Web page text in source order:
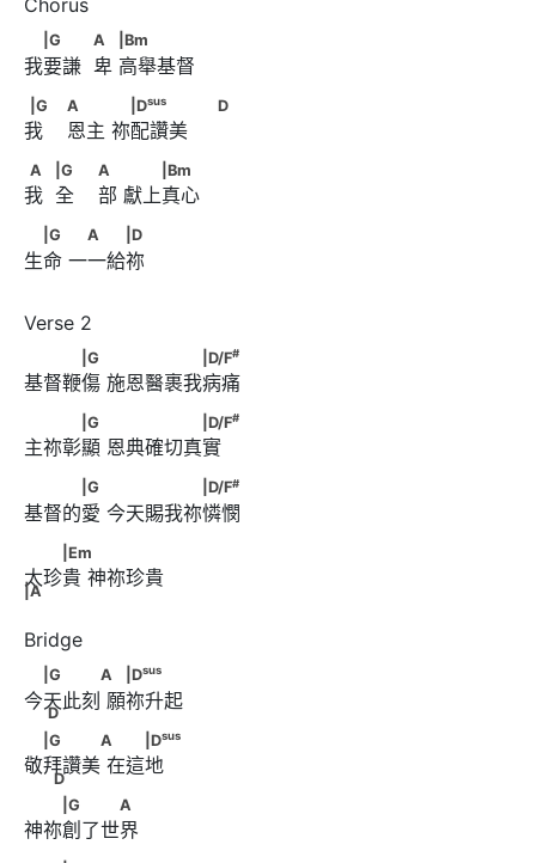
|G　　            A　      |Bm
|G A |Bm
我要謙  卑 高舉基督
|G　                        A　　      　|D
D
|G A |Dsus D
我    恩主 祢配讚美
A　            |G　                        A　      　　|Bm
A |G A |Bm
我  全    部 獻上真心
|G　      　A　　|D
|G A |D
生命 一一給祢
|G　      　　　　　|D/F
|G |D/F#
基督鞭傷 施恩醫裹我病痛
|G　      　　　　　|D/F
|G |D/F#
主祢彰顯 恩典確切真實
|G　      　　　　　|D/F
|G |D/F#
基督的愛 今天賜我祢憐憫
|Em　      　　　　 |A
|Em
|A
太珍貴 神祢珍貴
|G　　　A      　|D
|G A |Dsus
D
今天此刻 願祢升起
|G　　　A      　　|D
|G A |Dsus
D
敬拜讚美 在這地
|G　　　A
|G A
神祢創了世界